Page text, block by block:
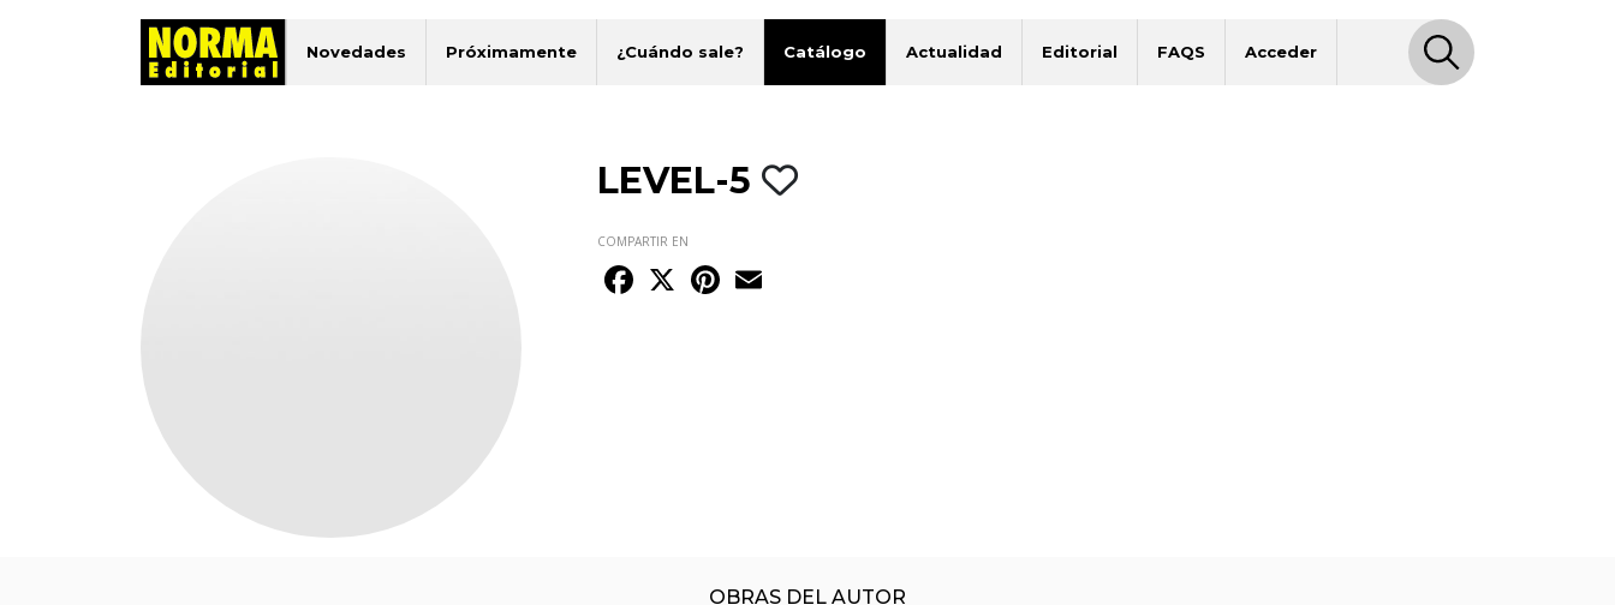
Novedades Próximamente ¿Cuándo sale? Catálogo Actualidad Editorial FAQS Acceder
LEVEL-5
COMPARTIR EN
Facebook
X Pinterest
OBRAS DEL AUTOR